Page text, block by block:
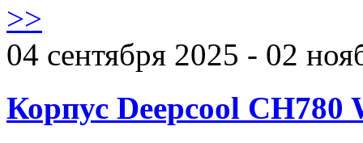
>>
04 сентября 2025 - 02
Корпус Deepcool CH780